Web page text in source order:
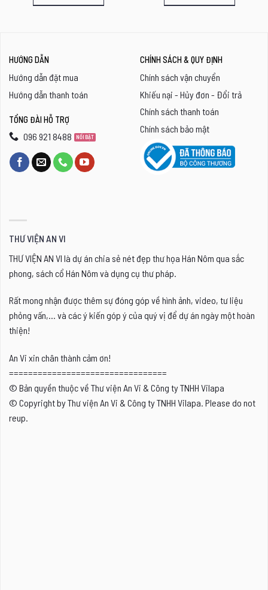
HƯỚNG DẪN
Hướng dẫn đặt mua
Hướng dẫn thanh toán
TỔNG ĐÀI HỖ TRỢ
096 921 8488
CHÍNH SÁCH & QUY ĐỊNH
Chính sách vận chuyển
Khiếu nại - Hủy đơn - Đổi trả
Chính sách thanh toán
Chính sách bảo mật
THƯ VIỆN AN VI
THƯ VIỆN AN VI là dự án chia sẻ nét đẹp thư họa Hán Nôm qua sắc
phong, sách cổ Hán Nôm và dụng cụ thư pháp.
Rất mong nhận được thêm sự đóng góp về hình ảnh, video, tư liệu
phỏng vấn,... và các ý kiến góp ý của quý vị để dự án ngày một hoàn
thiện!
An Vi xin chân thành cảm ơn!
=================================
© Bản quyền thuộc về Thư viện An Vi & Công ty TNHH Vilapa
© Copyright by Thư viện An Vi & Công ty TNHH Vilapa. Please do not
reup.